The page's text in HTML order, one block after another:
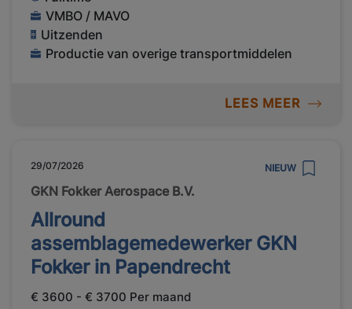
VMBO / MAVO
Uitzenden
Productie van overige transportmiddelen
LEES MEER
29/07/2026 NIEUW
GKN Fokker Aerospace B.V.
Allround
assemblagemedewerker GKN
Fokker in Papendrecht
€ 3600 - € 3700 Per maand